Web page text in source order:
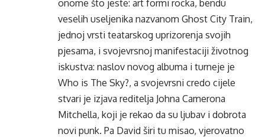
onome što jeste: art formi rocka, bendu
veselih useljenika nazvanom Ghost City Train,
jednoj vrsti teatarskog uprizorenja svojih
pjesama, i svojevrsnoj manifestaciji životnog
iskustva: naslov novog albuma i turneje je
Who is The Sky?, a svojevrsni credo cijele
stvari je izjava reditelja Johna Camerona
Mitchella, koji je rekao da su ljubav i dobrota
novi punk. Pa David širi tu misao, vjerovatno